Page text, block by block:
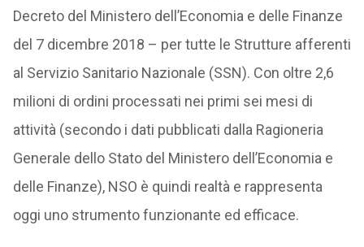
Decreto del Ministero dell’Economia e delle Finanze
del 7 dicembre 2018 – per tutte le Strutture afferenti
al Servizio Sanitario Nazionale (SSN). Con oltre 2,6
milioni di ordini processati nei primi sei mesi di
attività (secondo i dati pubblicati dalla Ragioneria
Generale dello Stato del Ministero dell’Economia e
delle Finanze), NSO è quindi realtà e rappresenta
oggi uno strumento funzionante ed efficace.